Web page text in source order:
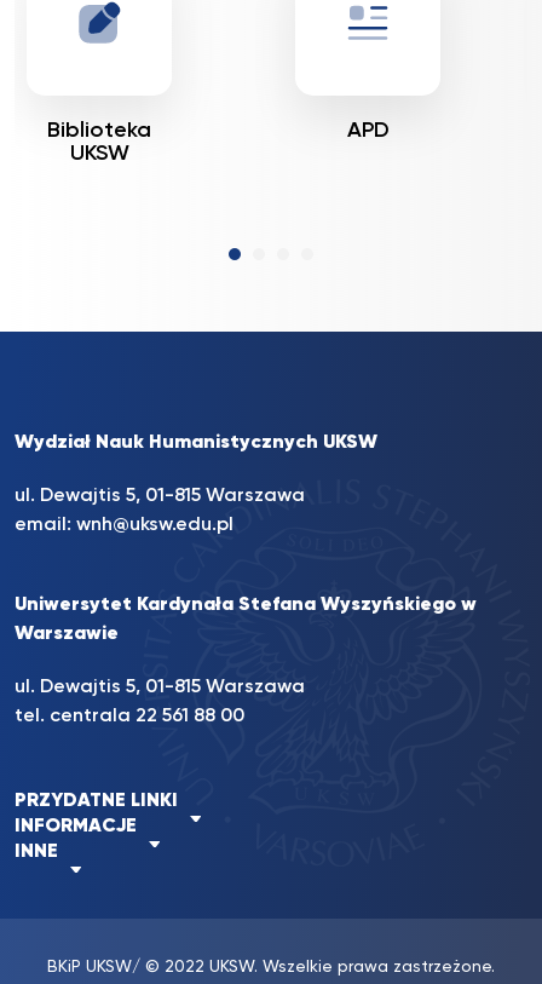
Biblioteka
UKSW
APD
Wydział Nauk Humanistycznych UKSW
ul. Dewajtis 5, 01-815 Warszawa
email: wnh@uksw.edu.pl
Uniwersytet Kardynała Stefana Wyszyńskiego w
Warszawie
ul. Dewajtis 5, 01-815 Warszawa
tel. centrala 22 561 88 00
PRZYDATNE LINKI
INFORMACJE
INNE
BKiP UKSW/ © 2022 UKSW. Wszelkie prawa zastrzeżone.